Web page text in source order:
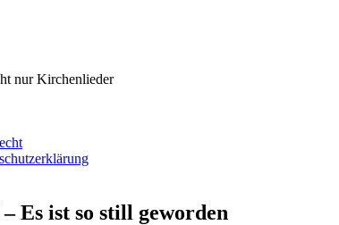
nur Kirchenlieder
Es ist so still geworden